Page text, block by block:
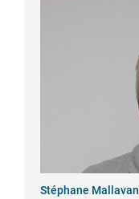
Stéphane Mallavan